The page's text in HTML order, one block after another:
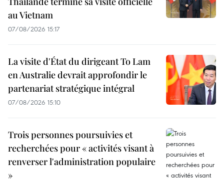
au Vietnam
07/08/2026 15:17
La visite d'État du dirigeant To Lam
en Australie devrait approfondir le
partenariat stratégique intégral
07/08/2026 15:10
Trois personnes poursuivies et
recherchées pour « activités visant à
renverser l'administration populaire
»